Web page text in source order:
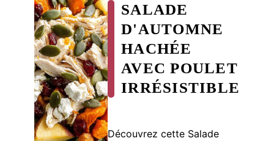
SALADE
D'AUTOMNE
HACHÉE
AVEC POULET
IRRÉSISTIBLE
Découvrez cette Salade